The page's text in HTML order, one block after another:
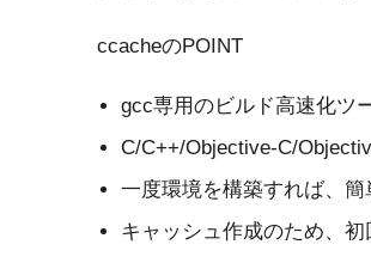
ccacheのPOINT
gcc専用のビルド高速化ツ
C/C++/Objective-C/
一度環境を構築すれば、
キャッシュ作成のため、